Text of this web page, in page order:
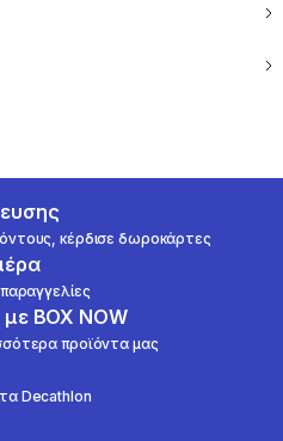
κέρδισε δωροκάρτες
BOX NOW
προϊόντα μας
Decathlon